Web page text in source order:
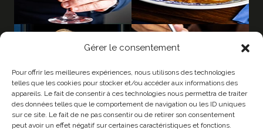
Gérer le consentement
Pour offrir les meilleures expériences, nous utilisons des technologies
telles que les cookies pour stocker et/ou accéder aux informations des
appareils. Le fait de consentir à ces technologies nous permettra de traiter
des données telles que le comportement de navigation ou les ID uniques
sur ce site. Le fait de ne pas consentir ou de retirer son consentement
peut avoir un effet négatif sur certaines caractéristiques et fonctions.